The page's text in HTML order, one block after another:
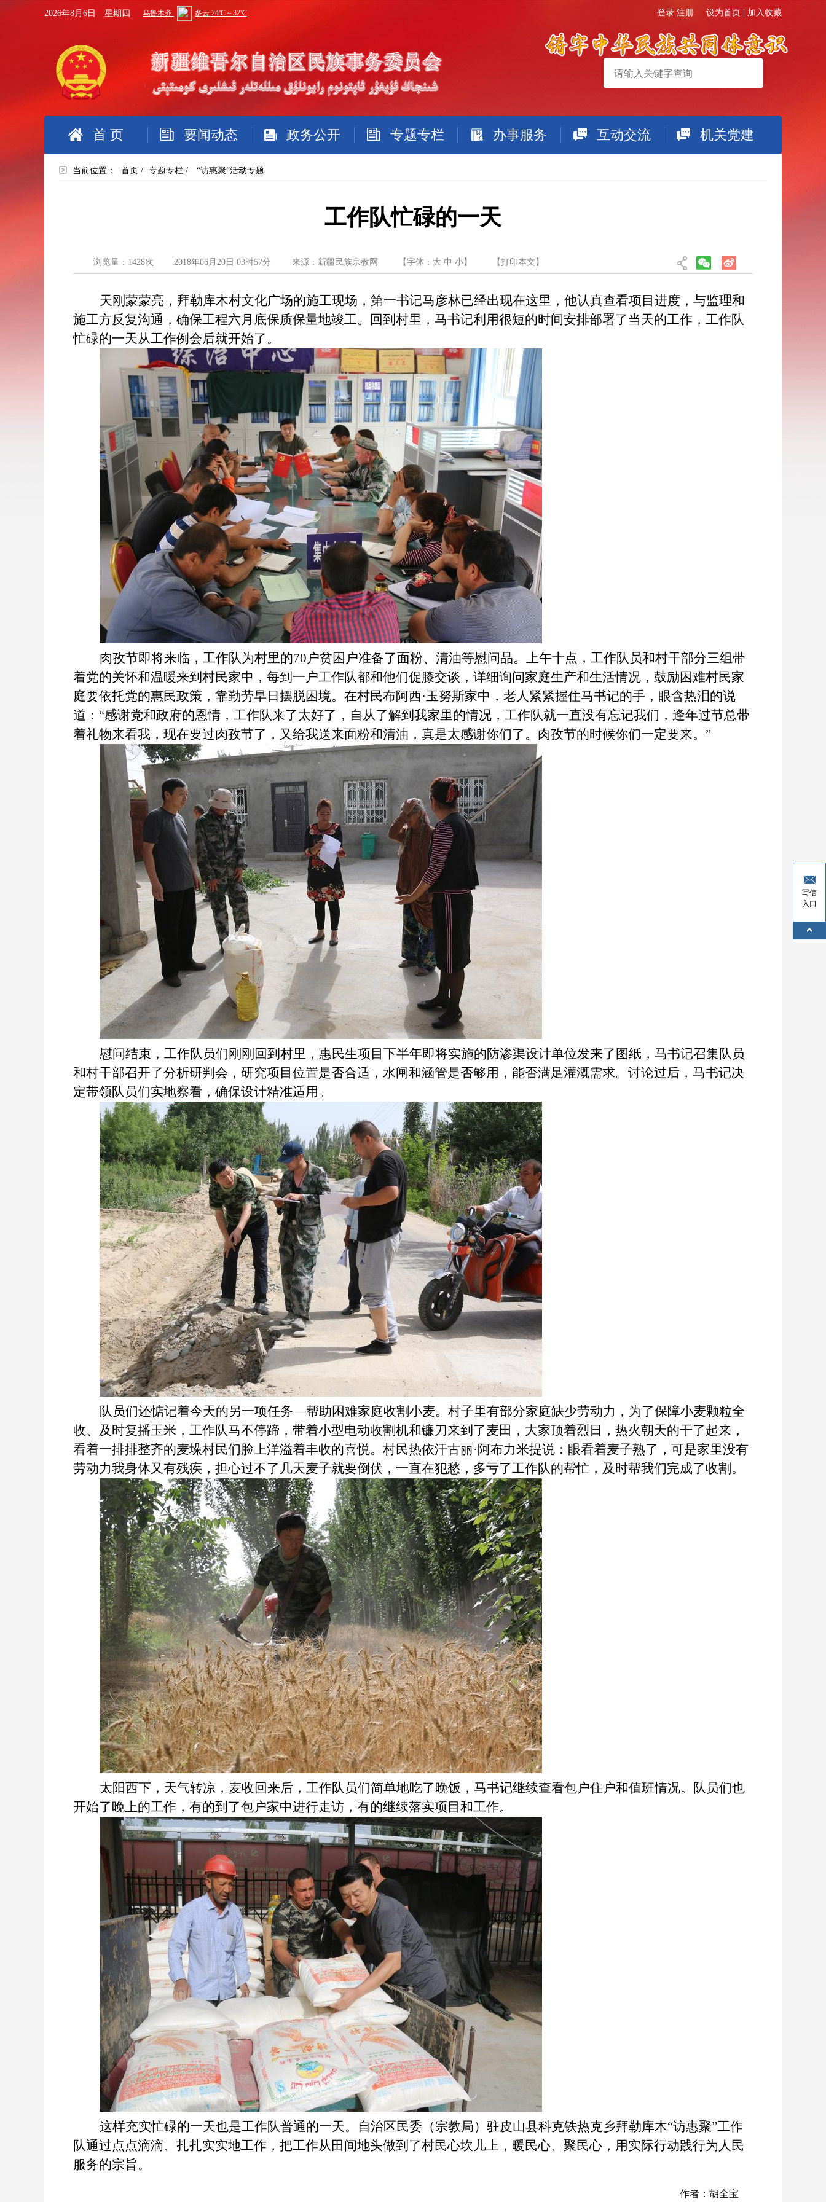
2026年8月6日 星期四 设为首页 加入收藏
登录 注册
搜索
首 页 要闻动态 政务公开 专题专栏 办事服务 互动交流 机关党建
当前位置： 首页 / 专题专栏 / “访惠聚”活动专题
工作队忙碌的一天
浏览量： 1428次 2018年06月20日 03时57分 来源：新疆民族宗教网 【字体： 大 中 小】 【 打印本文 】
天刚蒙蒙亮， 拜勒库木村文化广场的施工现场，第一书记马彦林已经出现在这里，他认真查看项目进度，与监理和
施工方反复沟通，确保工程六月底保质保量地竣工。回到村里，马书记利用很短的时间安排部署了当天的工作，工作队
忙碌的一天从工作例会后就开始了。
肉孜节即将来临，工作队为村里的70户贫困户准备了面粉、清油等慰问品。上午十点，工作队员和村干部分三组带
着党的关怀和温暖来到村民家中，每到一户工作队都和他们促膝交谈，详细询问家庭生产和生活情况，鼓励困难村民家
庭要依托党的惠民政策，靠勤劳早日摆脱困境。在村民布阿西·玉努斯家中，老人紧紧握住马书记的手，眼含热泪的说
道：“感谢党和政府的恩情，工作队来了太好了，自从了解到我家里的情况，工作队就一直没有忘记我们，逢年过节总带
着礼物来看我，现在要过肉孜节了，又给我送来面粉和清油，真是太感谢你们了。肉孜节的时候你们一定要来。”
慰问结束，工作队员们刚刚回到村里，惠民生项目下半年即将实施的防渗渠设计单位发来了图纸，马书记召集队员
和村干部召开了分析研判会，研究项目位置是否合适，水闸和涵管是否够用，能否满足灌溉需求。讨论过后，马书记决
定带领队员们实地察看，确保设计精准适用。
队员们还惦记着今天的另一项任务—帮助困难家庭收割小麦。村子里有部分家庭缺少劳动力，为了保障小麦颗粒全
收、及时复播玉米，工作队马不停蹄，带着小型电动收割机和镰刀来到了麦田，大家顶着烈日，热火朝天的干了起来，
看着一排排整齐的麦垛村民们脸上洋溢着丰收的喜悦。村民热依汗古丽·阿布力米提说：眼看着麦子熟了，可是家里没有
劳动力我身体又有残疾，担心过不了几天麦子就要倒伏，一直在犯愁，多亏了工作队的帮忙，及时帮我们完成了收割。
太阳西下，天气转凉，麦收回来后，工作队员们简单地吃了晚饭，马书记继续查看包户住户和值班情况。队员们也
开始了晚上的工作，有的到了包户家中进行走访，有的继续落实项目和工作。
这样充实忙碌的一天也是工作队普通的一天。自治区民委（宗教局）驻皮山县科克铁热克乡拜勒库木“访惠聚”工作
队通过点点滴滴、扎扎实实地工作，把工作从田间地头做到了村民心坎儿上，暖民心、聚民心，用实际行动践行为人民
服务的宗旨。
作者：胡全宝
写信
入口